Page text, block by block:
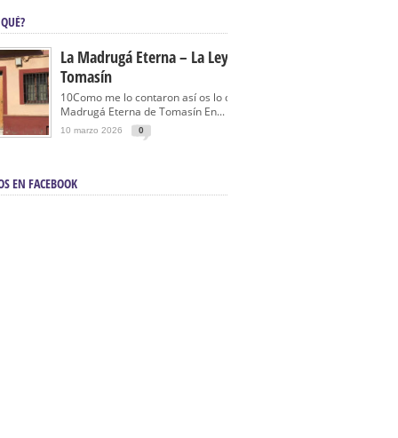
La Madrugá Eterna – La Leyenda De
Tomasín
10Como me lo contaron así os lo cuento… La
Madrugá Eterna de Tomasín En...
10 marzo 2026 0
EN FACEBOOK